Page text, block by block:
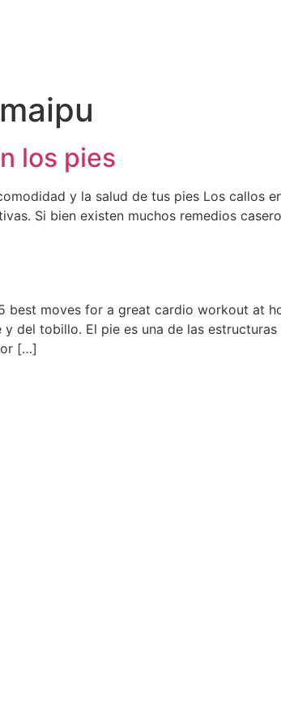
los pies
y la salud de tus pies Los callos
Si bien existen muchos remedios
best moves for a great cardio workout at
del tobillo. El pie es una de las
[…]